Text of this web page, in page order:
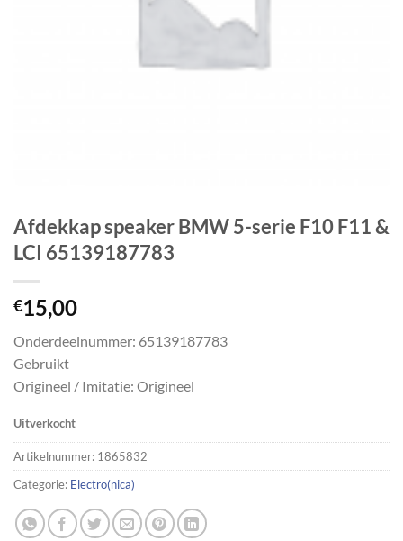
Afdekkap speaker BMW 5-serie F10 F11 &
LCI 65139187783
€15,00
Onderdeelnummer: 65139187783
Gebruikt
Origineel / Imitatie: Origineel
Uitverkocht
Artikelnummer: 1865832
Categorie: Electro(nica)